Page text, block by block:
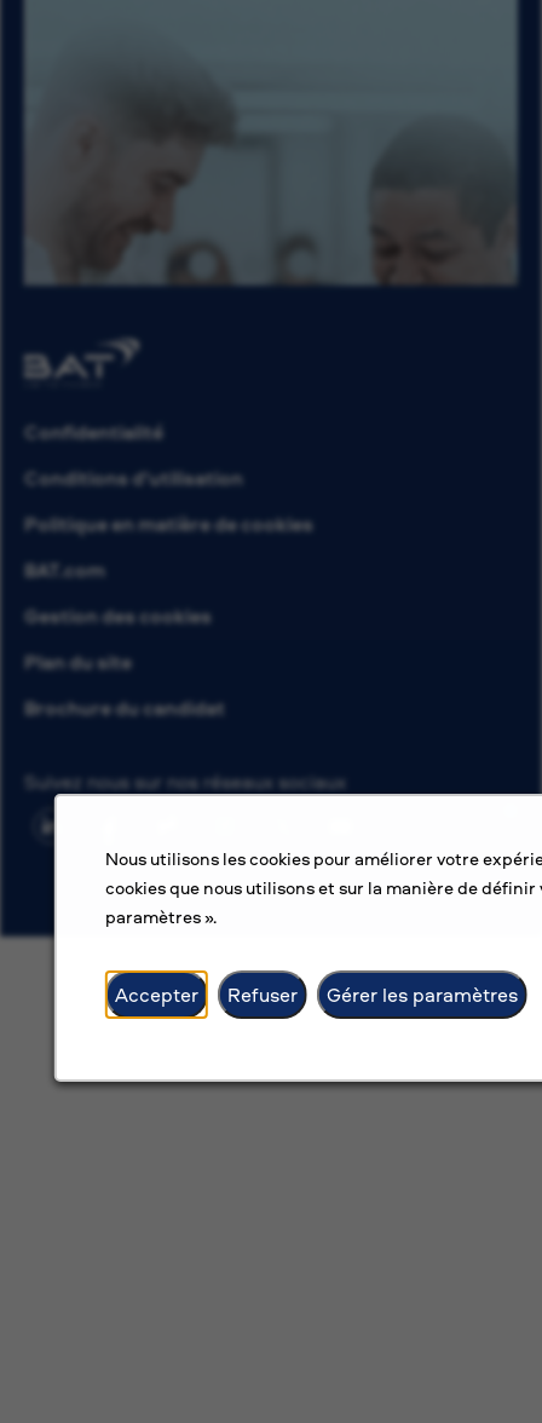
Nous utilisons les cookies pour améliorer votre
cookies que nous utilisons et sur la manière de
paramètres ».
Accepter Refuser Gérer les paramètres
Confidentialité
Conditions d’utilisation
Politique en matière de cookies
BAT.com
Gestion des cookies
Plan du site
Brochure du candidat
Suivez nous sur nos réseaux sociaux